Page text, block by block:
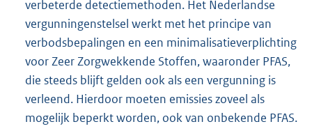
verbeterde detectiemethoden. Het Nederlandse
vergunningenstelsel werkt met het principe van
verbodsbepalingen en een minimalisatieverplichting
voor Zeer Zorgwekkende Stoffen, waaronder PFAS,
die steeds blijft gelden ook als een vergunning is
verleend. Hierdoor moeten emissies zoveel als
mogelijk beperkt worden, ook van onbekende PFAS.